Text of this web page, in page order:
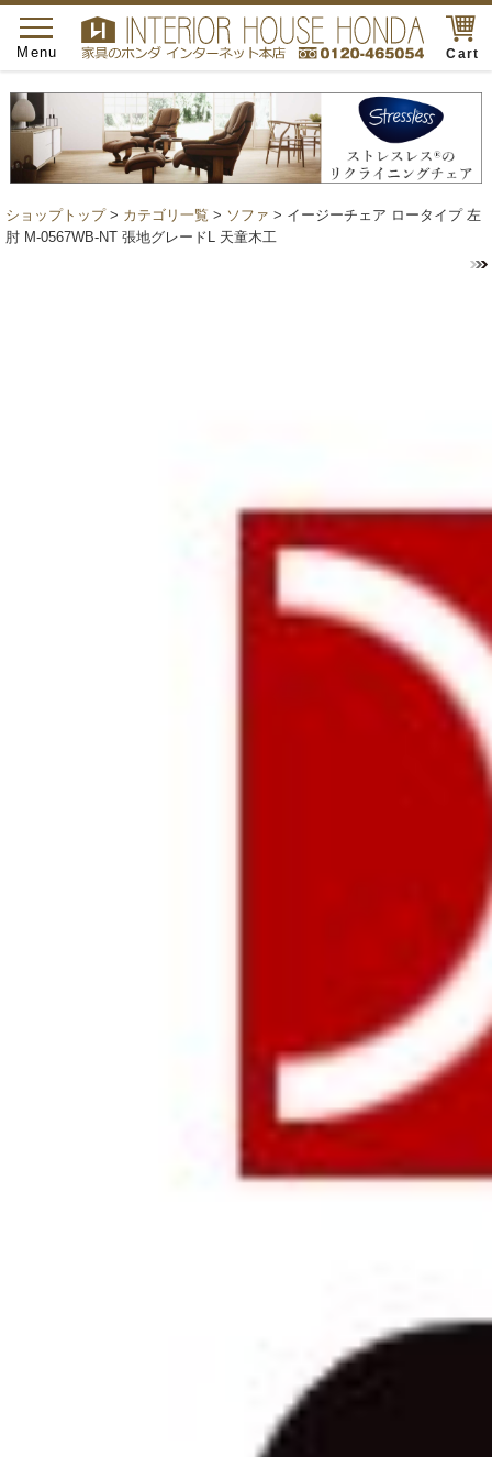
Cart
toggle
navigation
Menu
ショップトップ> カテゴリ一覧 > ソファ > イージーチェア ロータイプ 左
肘 M-0567WB-NT 張地グレードL 天童木工